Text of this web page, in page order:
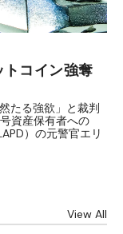
コイン強奪
たる強欲」と裁判
資産保有者への
）の元警官エリ
View All